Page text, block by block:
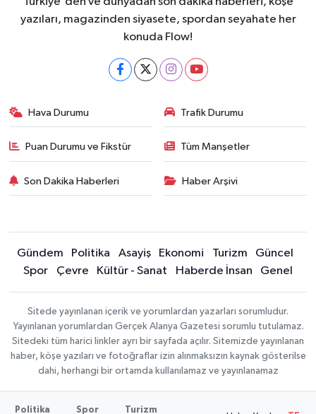
yazıları, magazinden siyasete, spordan seyahate her
konuda Flow!
Hava Durumu Trafik Durumu
Puan Durumu ve Fikstür Tüm Manşetler
Son Dakika Haberleri Haber Arşivi
Gündem Politika Asayiş Ekonomi Turizm
Güncel
Spor
Çevre Kültür - Sanat Haberde İnsan Genel
Sitede yayınlanan içerik ve yorumlardan yazarları sorumludur.
Yayınlanan yorumlardan Gerçek Alanya Gazetesi sorumlu tutulamaz.
Sitedeki tüm harici linkler ayrı bir sayfada açılır. Sitemizde yayınlanan
haber, köşe yazıları ve fotoğraflar izin alınmaksızın kaynak gösterilse
dahi, herhangi bir ortamda kullanılamaz ve yayınlanamaz
Politika Spor Turizm